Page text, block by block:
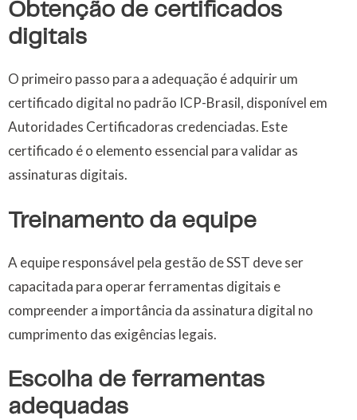
Obtenção de certificados
digitais
O primeiro passo para a adequação é adquirir um
certificado digital no padrão ICP-Brasil, disponível em
Autoridades Certificadoras credenciadas. Este
certificado é o elemento essencial para validar as
assinaturas digitais.
Treinamento da equipe
A equipe responsável pela gestão de SST deve ser
capacitada para operar ferramentas digitais e
compreender a importância da assinatura digital no
cumprimento das exigências legais.
Escolha de ferramentas
adequadas